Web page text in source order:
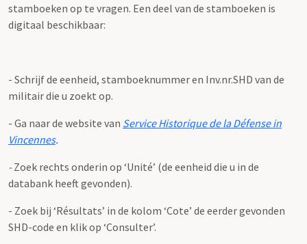
stamboeken op te vragen. Een deel van de stamboeken is
digitaal beschikbaar:
- Schrijf de eenheid, stamboeknummer en Inv.nr.SHD van de
militair die u zoekt op.
- Ga naar de website van Service Historique de la Défense in
Vincennes.
-Zoek rechts onderin op ‘Unité’ (de eenheid die u in de
databank heeft gevonden).
- Zoek bij ‘Résultats’ in de kolom ‘Cote’ de eerder gevonden
SHD-code en klik op ‘Consulter’.